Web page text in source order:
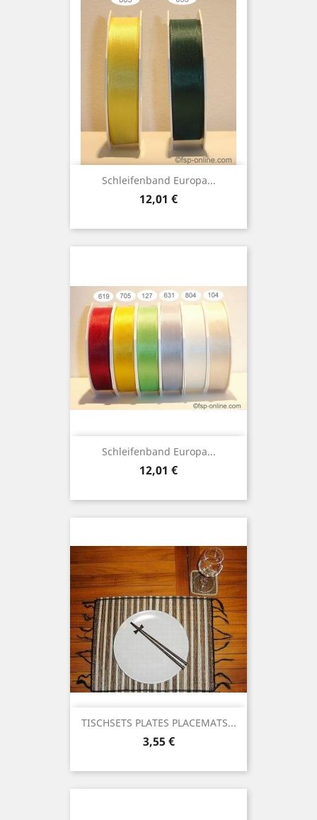
Schleifenband Europa...
Preis
12,01 €
Schleifenband Europa...
Preis
12,01 €
TISCHSETS PLATES PLACEMATS...
Preis
3,55 €